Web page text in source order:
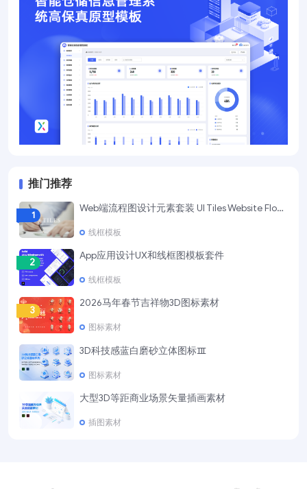
推门推荐
1
Web端流程图设计元素套装 UI Tiles Website Flowcharts
线框模板
2
App应用设计UX和线框图模板套件
线框模板
3
2026马年春节吉祥物3D图标素材
图标素材
4
3D科技感蓝白磨砂立体图标Ⅲ
图标素材
5
大型3D等距商业场景矢量插画素材
插图素材